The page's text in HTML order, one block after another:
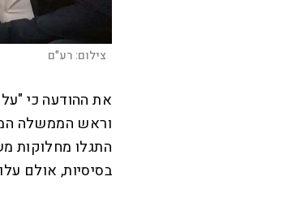
צילום:רע"ם
את ההודעה כי
וראש הממשלה
התגלו מחלוקות
בסיסיות, אולם